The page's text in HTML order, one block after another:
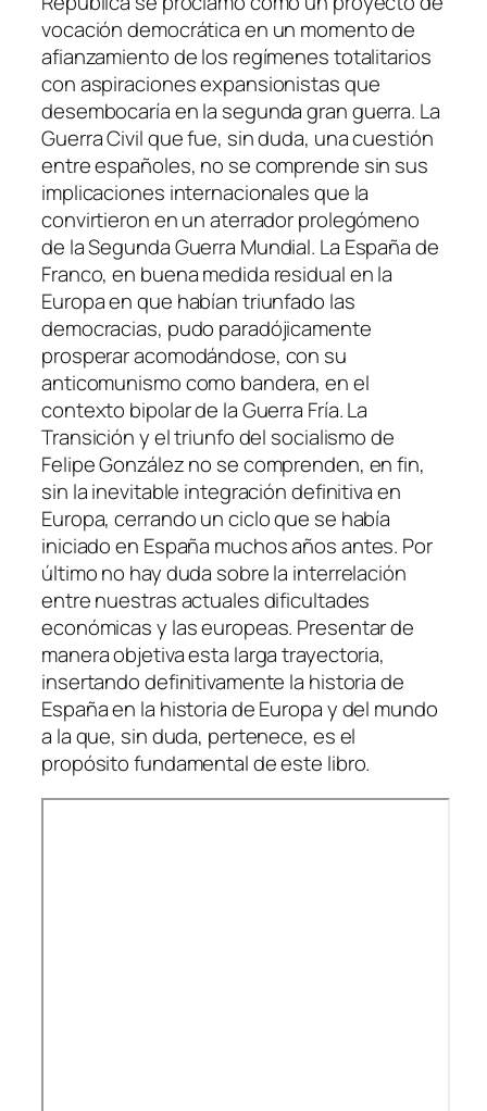
vocación democrática en un momento de
afianzamiento de los regímenes totalitarios
con aspiraciones expansionistas que
desembocaría en la segunda gran guerra. La
Guerra Civil que fue, sin duda, una cuestión
entre españoles, no se comprende sin sus
implicaciones internacionales que la
convirtieron en un aterrador prolegómeno
de la Segunda Guerra Mundial. La España de
Franco, en buena medida residual en la
Europa en que habían triunfado las
democracias, pudo paradójicamente
prosperar acomodándose, con su
anticomunismo como bandera, en el
contexto bipolar de la Guerra Fría. La
Transición y el triunfo del socialismo de
Felipe González no se comprenden, en fin,
sin la inevitable integración definitiva en
Europa, cerrando un ciclo que se había
iniciado en España muchos años antes. Por
último no hay duda sobre la interrelación
entre nuestras actuales dificultades
económicas y las europeas. Presentar de
manera objetiva esta larga trayectoria,
insertando definitivamente la historia de
España en la historia de Europa y del mundo
a la que, sin duda, pertenece, es el
propósito fundamental de este libro.